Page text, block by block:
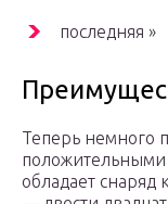
последняя »
Теперь немного
обладает снаряд